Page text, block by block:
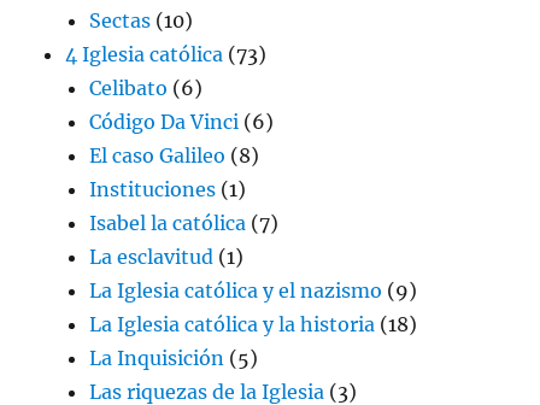
Sectas (10)
4 Iglesia católica (73)
Celibato (6)
Código Da Vinci (6)
El caso Galileo (8)
Instituciones (1)
Isabel la católica (7)
La esclavitud (1)
La Iglesia católica y el nazismo (9)
La Iglesia católica y la historia (18)
La Inquisición (5)
Las riquezas de la Iglesia (3)